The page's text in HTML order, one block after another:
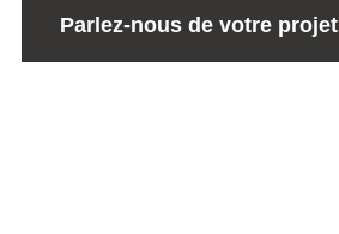
Parlez-nous de votre projet